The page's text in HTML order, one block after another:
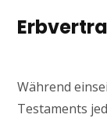
Während
Testaments